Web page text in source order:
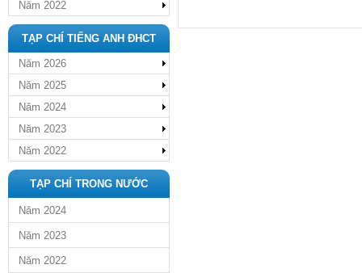
Năm 2022
TẠP CHÍ TIẾNG ANH ĐHCT
Năm 2026
Năm 2025
Năm 2024
Năm 2023
Năm 2022
TẠP CHÍ TRONG NƯỚC
Năm 2024
Năm 2023
Năm 2022